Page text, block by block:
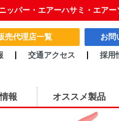
ッパー・エアーハサミ・エア
売代理店一覧 お問
交通アクセス 採用
報 オススメ製品